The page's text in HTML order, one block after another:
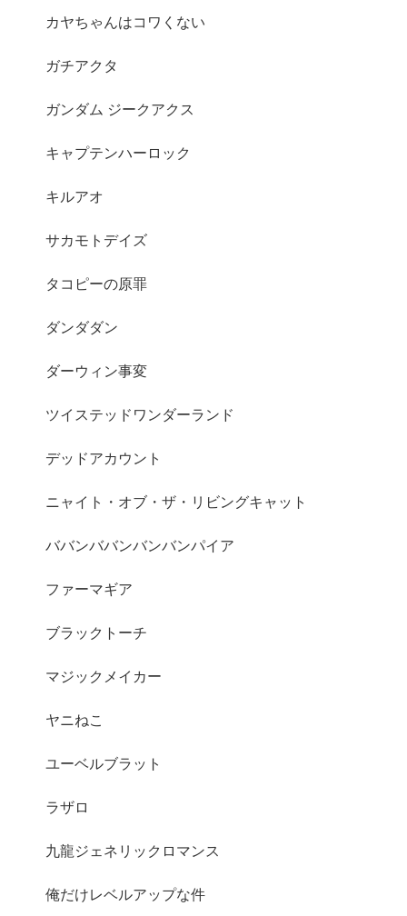
カヤちゃんはコワくない
ガチアクタ
ガンダム ジークアクス
キャプテンハーロック
キルアオ
サカモトデイズ
タコピーの原罪
ダンダダン
ダーウィン事変
ツイステッドワンダーランド
デッドアカウント
ニャイト・オブ・ザ・リビングキャット
ババンババンバンバンパイア
ファーマギア
ブラックトーチ
マジックメイカー
ヤニねこ
ユーベルブラット
ラザロ
九龍ジェネリックロマンス
俺だけレベルアップな件